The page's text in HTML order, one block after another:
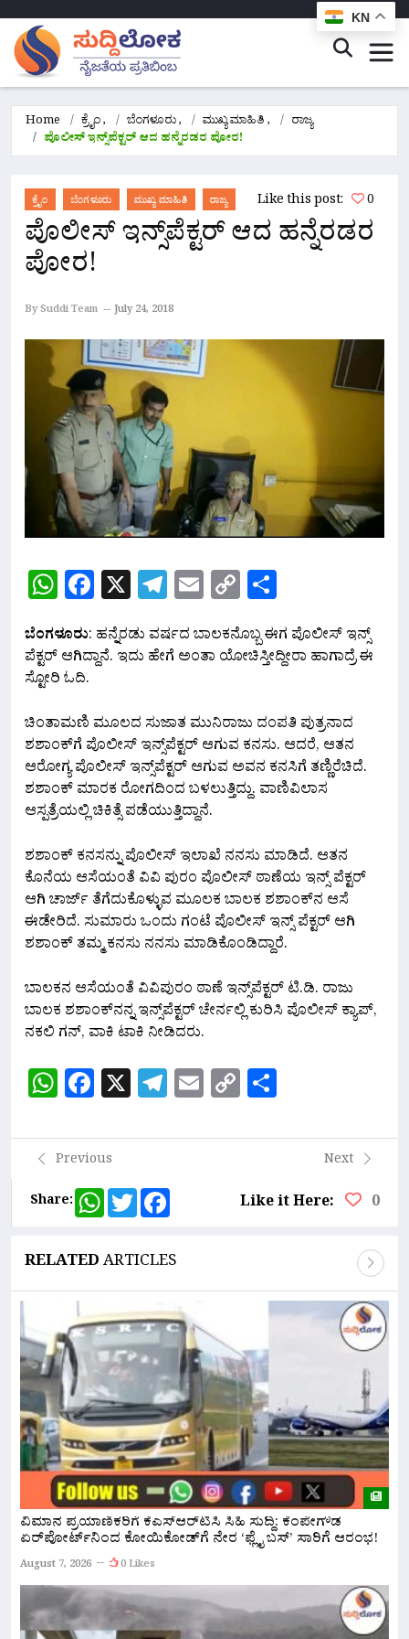
Home ಕ್ರೈಂ, ಬೆಂಗಳೂರು, ಮುಖ್ಯ ಮಾಹಿತಿ,
ರಾಜ್ಯ
ಪೊಲೀಸ್ ಇನ್ಸ್‌ಪೆಕ್ಟರ್ ಆದ ಹನ್ನೆರಡರ ಪೋರ!
ಕ್ರೈಂ ಬೆಂಗಳೂರು ಮುಖ್ಯ ಮಾಹಿತಿ ರಾಜ್ಯ Like this post: 0
ಪೊಲೀಸ್ ಇನ್ಸ್‌ಪೆಕ್ಟರ್ ಆದ ಹನ್ನೆರಡರ
ಪೋರ!
By Suddi Team July 24, 2018
WhatsApp
Facebook
X Telegram
Email
Copy
Link
ಬೆಂಗಳೂರು: ಹನ್ನೆರಡು ವರ್ಷದ ಬಾಲಕನೊಬ್ಬ ಈಗ ಪೊಲೀಸ್ ಇನ್ಸ್
ಪೆಕ್ಟರ್ ಆಗಿದ್ದಾನೆ. ಇದು ಹೇಗೆ ಅಂತಾ ಯೋಚಿಸ್ತೀದ್ದೀರಾ ಹಾಗಾದ್ರೆ ಈ
ಸ್ಟೋರಿ ಓದಿ.
ಚಿಂತಾಮಣಿ ಮೂಲದ ಸುಜಾತ ಮುನಿರಾಜು ದಂಪತಿ ಪುತ್ರನಾದ
ಶಶಾಂಕ್‌ಗೆ ಪೊಲೀಸ್ ಇನ್ಸ್‌ಪೆಕ್ಟರ್ ಆಗುವ ಕನಸು. ಆದರೆ, ಆತನ
ಆರೋಗ್ಯ ಪೊಲೀಸ್ ಇನ್ಸ್‌ಪೆಕ್ಟರ್ ಆಗುವ ಅವನ ಕನಸಿಗೆ ತಣ್ಣಿರೆಚಿದೆ.
ಶಶಾಂಕ್ ಮಾರಕ ರೋಗದಿಂದ ಬಳಲುತ್ತಿದ್ದು. ವಾಣಿವಿಲಾಸ
ಆಸ್ಪತ್ರೆಯಲ್ಲಿ ಚಿಕಿತ್ಸೆ ಪಡೆಯುತ್ತಿದ್ದಾನೆ.
ಶಶಾಂಕ್ ಕನಸನ್ನು ಪೊಲೀಸ್ ಇಲಾಖೆ ನನಸು ಮಾಡಿದೆ. ಆತನ
ಕೊನೆಯ ಆಸೆಯಂತೆ ವಿವಿ ಪುರಂ ಪೊಲೀಸ್ ಠಾಣೆಯ ಇನ್ಸ್ ಪೆಕ್ಟರ್
ಆಗಿ ಚಾರ್ಜ್ ತೆಗೆದುಕೊಳ್ಳುವ ಮೂಲಕ ಬಾಲಕ ಶಶಾಂಕ್‌‌ನ ಆಸೆ
ಈಡೇರಿದೆ. ಸುಮಾರು ಒಂದು ಗಂಟೆ ಪೊಲೀಸ್ ಇನ್ಸ್ ಪೆಕ್ಟರ್ ಆಗಿ
ಶಶಾಂಕ್ ತಮ್ಮ ಕನಸು ನನಸು ಮಾಡಿಕೊಂಡಿದ್ದಾರೆ.
ಬಾಲಕನ ಆಸೆಯಂತೆ ವಿವಿಪುರಂ ಠಾಣೆ ಇನ್ಸ್‌ಪೆಕ್ಟರ್ ಟಿ.ಡಿ. ರಾಜು
ಬಾಲಕ ಶಶಾಂಕ್‌ನನ್ನ ಇನ್ಸ್‌ಪೆಕ್ಟರ್ ಚೇರ್ನಲ್ಲಿ ಕುರಿಸಿ ಪೊಲೀಸ್ ಕ್ಯಾಪ್,
ನಕಲಿ ಗನ್, ವಾಕಿ ಟಾಕಿ ನೀಡಿದರು.
WhatsApp
Facebook
X Telegram
Email
Copy
Link
Previous
Next
Share:
WhatsApp
Twitter Like it Here: 0
RELATEDARTICLES
ವಿಮಾನ ಪ್ರಯಾಣಿಕರಿಗೆ ಕೆಎಸ್‌ಆರ್‌ಟಿಸಿ ಸಿಹಿ ಸುದ್ದಿ: ಕೆಂಪೇಗೌಡ
ಏರ್‌ಪೋರ್ಟ್‌ನಿಂದ ಕೋಯಿಕೋಡ್‌ಗೆ ನೇರ ‘ಫ್ಲೈ ಬಸ್’ ಸಾರಿಗೆ ಆರಂಭ!
August 7, 2026 0 Likes
KN